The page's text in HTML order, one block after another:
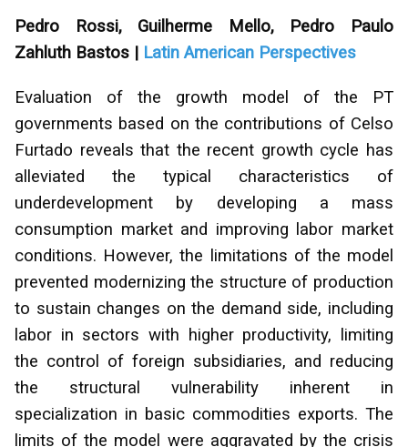
Pedro Rossi, Guilherme Mello, Pedro Paulo
Zahluth Bastos | Latin American Perspectives
Evaluation of the growth model of the PT
governments based on the contributions of Celso
Furtado reveals that the recent growth cycle has
alleviated the typical characteristics of
underdevelopment by developing a mass
consumption market and improving labor market
conditions. However, the limitations of the model
prevented modernizing the structure of production
to sustain changes on the demand side, including
labor in sectors with higher productivity, limiting
the control of foreign subsidiaries, and reducing
the structural vulnerability inherent in
specialization in basic commodities exports. The
limits of the model were aggravated by the crisis